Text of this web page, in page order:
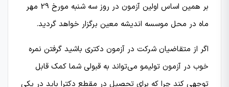
بر همین اساس اولین آزمون در روز سه شنبه مورخ 29 مهر
ماه در محل موسسه اندیشه معین برگزار خواهد گردید.
اگر از متقاضیان شرکت در آزمون دکتری باشید گرفتن نمره
خوب در آزمون تولیمو می‌تواند به قبولی شما کمک قابل
توجهی کند چرا که برای تحصیل در مقطع دکترا باید در یکی